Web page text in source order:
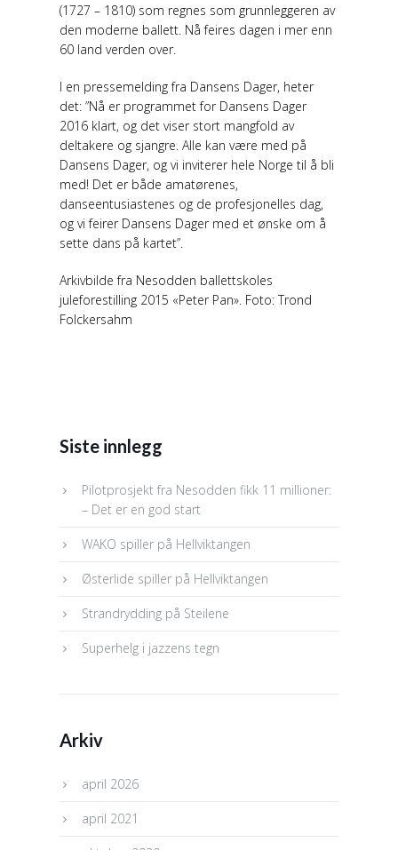
(1727 – 1810) som regnes som grunnleggeren av
den moderne ballett. Nå feires dagen i mer enn
60 land verden over.
I en pressemelding fra Dansens Dager, heter
det: ”Nå er programmet for Dansens Dager
2016 klart, og det viser stort mangfold av
deltakere og sjangre. Alle kan være med på
Dansens Dager, og vi inviterer hele Norge til å bli
med! Det er både amatørenes,
danseentusiastenes og de profesjonelles dag,
og vi feirer Dansens Dager med et ønske om å
sette dans på kartet”.
Arkivbilde fra Nesodden ballettskoles
juleforestilling 2015 «Peter Pan». Foto: Trond
Folckersahm
Siste innlegg
Pilotprosjekt fra Nesodden fikk 11 millioner:
– Det er en god start
WAKO spiller på Hellviktangen
Østerlide spiller på Hellviktangen
Strandrydding på Steilene
Superhelg i jazzens tegn
Arkiv
april 2026
april 2021